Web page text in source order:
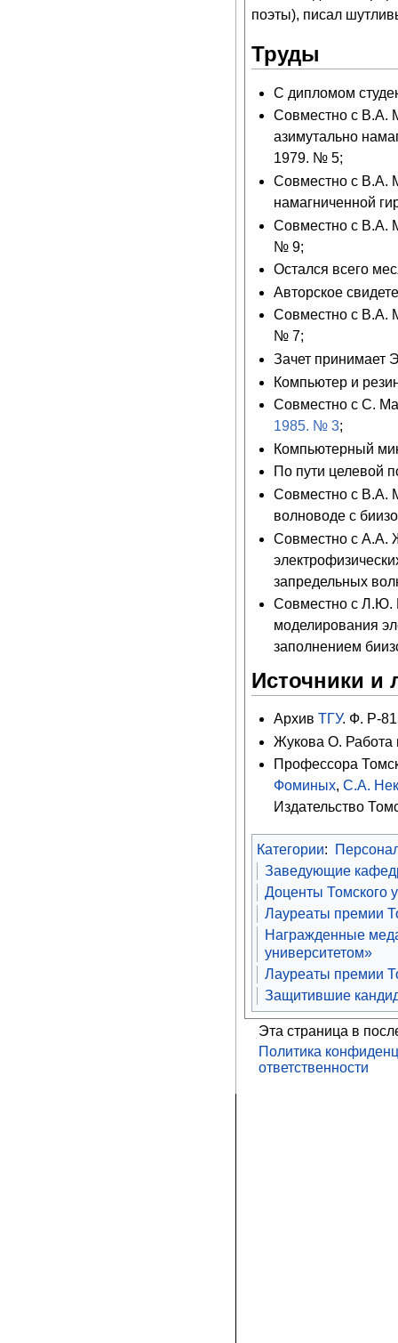
поэты), писал
Труды
С дипломом
Совместно с В.А.
азимутально
1979. № 5;
Совместно с В.А.
намагниченной
Совместно с В.А.
№ 9;
Остался всего
Авторское
Совместно с В.А.
№ 7;
Зачет принимает
Компьютер и
Совместно с С.
1985. № 3;
Компьютерный
По пути целевой
Совместно с В.А.
волноводе с
Совместно с А.А.
запредельных
Совместно с Л.Ю.
моделирования
заполнением
Источники и
АрхивТГУ. Ф. Р-
Жукова О. Работа
Профессора
Фоминых,С.А.
Издательство
Категории:
Заведующие
Доценты Томского
Лауреаты премии
Награжденные
университетом»
Лауреаты премии
Защитившие
Эта страница в
Политика
ответственности